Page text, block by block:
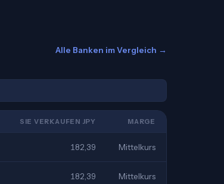
Alle Banken im Vergleich →
SIE VERKAUFEN JPY MARGE
182,39 Mittelkurs
182,39 Mittelkurs